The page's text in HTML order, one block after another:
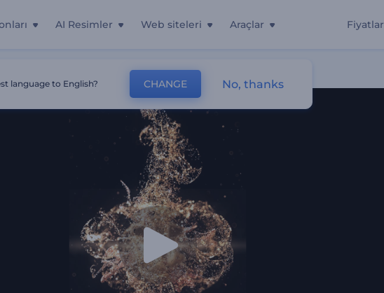
AI Resimler Web siteleri Araçlar Fiyatlar
language to English? CHANGE No, thanks